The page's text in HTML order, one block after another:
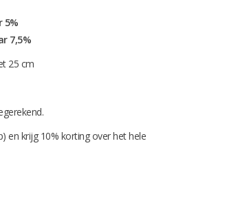
5%
7,5%
25 cm
en krijg 10% korting over het hele